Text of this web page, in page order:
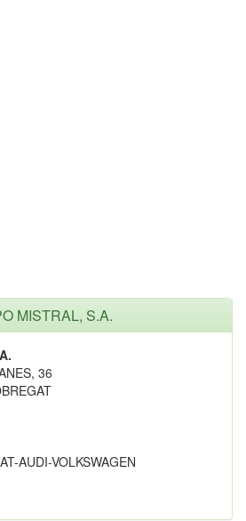
MISTRAL, S.A.
36
AUDI-VOLKSWAGEN